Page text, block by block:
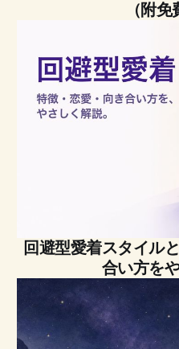
（附免
回避型愛着スタイル
合い方を